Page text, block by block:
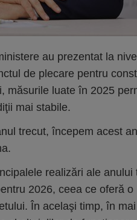
au prezentat la nivel
de plecare pentru
măsurile luate în 2025
mai stabile.
trecut, începem acest
realizări ale anului
2026, ceea ce oferă o
În acelaşi timp, în